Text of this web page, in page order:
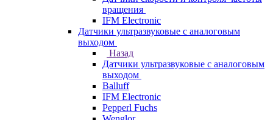
вращения
IFM Electronic
Датчики ультразвуковые с аналоговым
выходом
Назад
Датчики ультразвуковые с аналоговым
выходом
Balluff
IFM Electronic
Pepperl Fuchs